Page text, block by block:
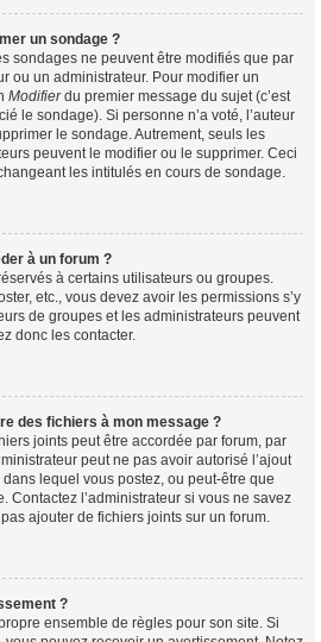
un sondage ?
sondages ne peuvent être modifiés que par
ou un administrateur. Pour modifier un
Modifierdu premier message du sujet (c’est
le sondage). Si personne n’a voté, l’auteur
le sondage. Autrement, seuls les
peuvent le modifier ou le supprimer. Ceci
les intitulés en cours de sondage.
à un forum ?
à certains utilisateurs ou groupes.
etc., vous devez avoir les permissions s’y
de groupes et les administrateurs peuvent
donc les contacter.
des fichiers à mon message ?
joints peut être accordée par forum, par
peut ne pas avoir autorisé l’ajout
lequel vous postez, ou peut-être que
Contactez l’administrateur si vous ne savez
ajouter de fichiers joints sur un forum.
?
ensemble de règles pour son site. Si